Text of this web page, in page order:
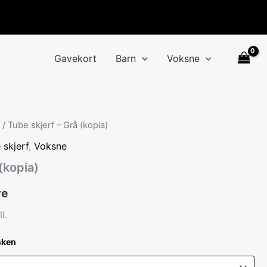
Gavekort Barn Voksne
/ Tube skjerf – Grå (kopia)
skjerf,Voksne